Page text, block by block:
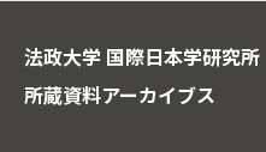
法政大学 国際日本学研究所
所蔵資料アーカイブス